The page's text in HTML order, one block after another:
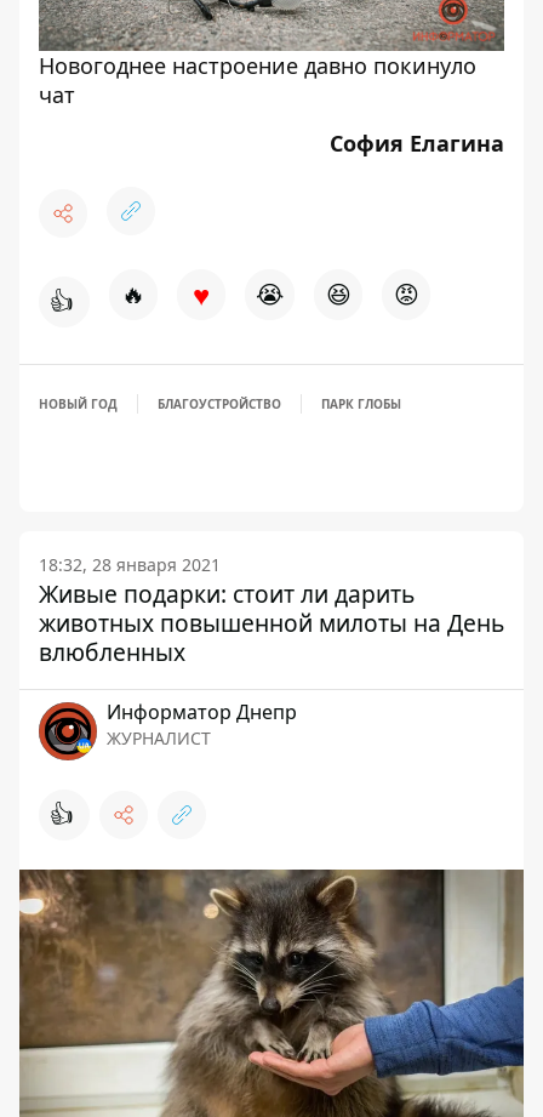
Новогоднее настроение давно покинуло
чат
София Елагина
👍 🔥 ♥ 😭 😆 😡
НОВЫЙ ГОД БЛАГОУСТРОЙСТВО ПАРК ГЛОБЫ
18:32, 28 января 2021
Живые подарки: стоит ли дарить
животных повышенной милоты на День
влюбленных
Информатор Днепр
ЖУРНАЛИСТ
👍